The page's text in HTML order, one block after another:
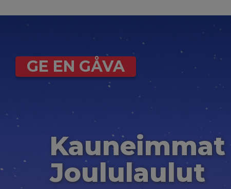
GE EN GÅVA
Kauneimmat
Joululaulut